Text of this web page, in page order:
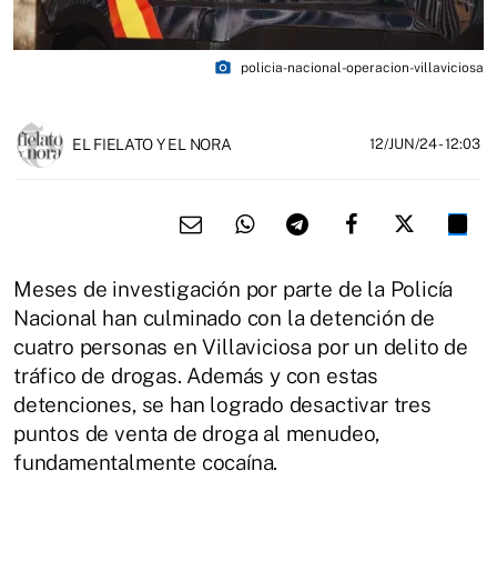
photo_camera policia-nacional-operacion-villaviciosa
EL FIELATO Y EL NORA 12/JUN/24- 12:03
Meses de investigación por parte de la Policía
Nacional han culminado con la detención de
cuatro personas en Villaviciosa por un delito de
tráfico de drogas. Además y con estas
detenciones, se han logrado desactivar tres
puntos de venta de droga al menudeo,
fundamentalmente cocaína.